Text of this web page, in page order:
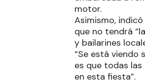
motor.
Asimismo,
que no tendrá
y bailarines
“Se está viendo
es que todas
en esta fiesta”.